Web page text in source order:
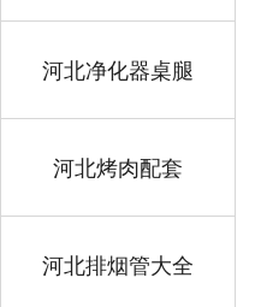
河北净化器桌腿
河北烤肉配套
河北排烟管大全